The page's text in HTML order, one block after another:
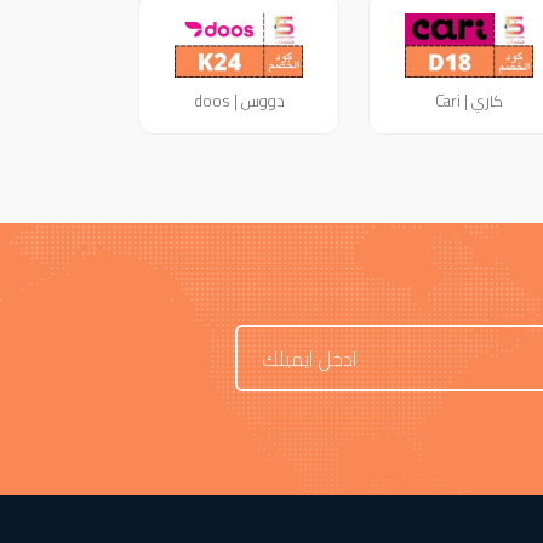
كاري | Cari دووس | doos